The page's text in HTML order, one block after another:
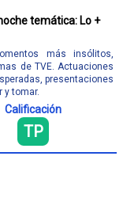
temática: Lo +
más insólitos,
de TVE. Actuaciones
presentaciones
y tomar.
Calificación
TP